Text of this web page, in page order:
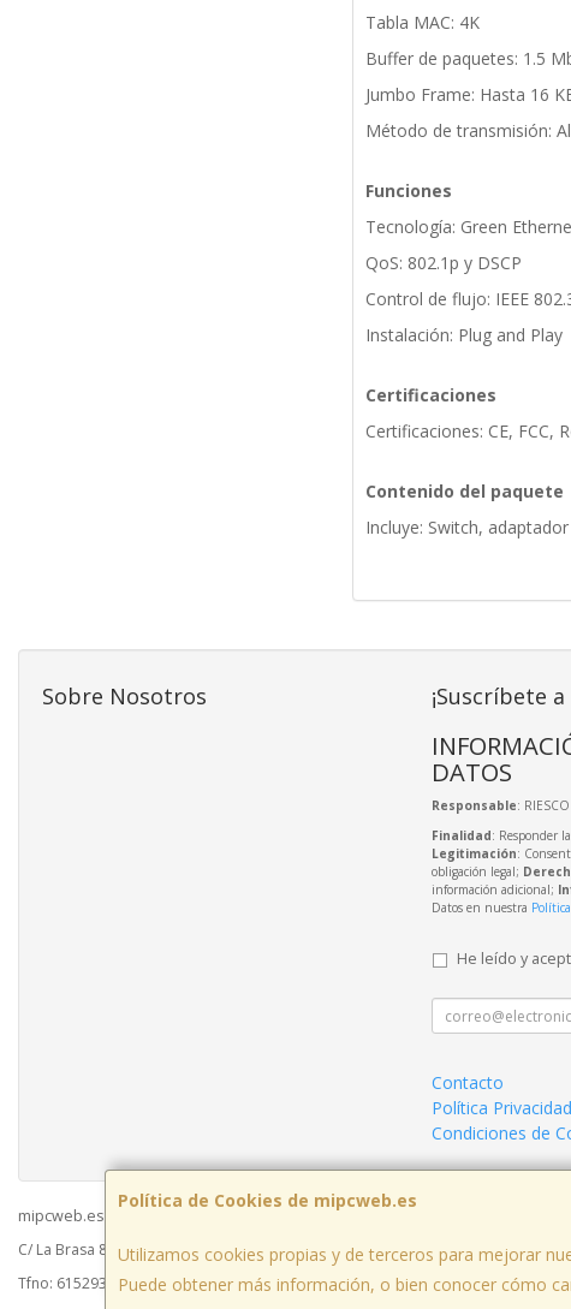
Tabla MAC: 4K
Buffer de paquetes: 1.5
Jumbo Frame: Hasta 16
Método de transmisión:
Funciones
Tecnología: Green
QoS: 802.1p y DSCP
Control de flujo: IEEE
Instalación: Plug and Play
Certificaciones
Certificaciones: CE, FCC,
Contenido del paquete
Incluye: Switch,
Política de Cookies de mipcweb.es
Utilizamos cookies propias y de terceros para mejorar
Puede obtener más información, o bien conocer cómo
Sobre Nosotros ¡Suscríbete
DATOS
Responsable:
Finalidad: Responder
Legitimación:
obligación legal;
información adicional;
Datos en nuestra
He leído y
Contacto
Política Privacidad
Condiciones de
mipcweb.es © 2026
C/ La Brasa 8 - Acceso Galerías del Mercado - Oficina 49003, Zamora, España.
Tfno: 615293988 / 980 70 06 42